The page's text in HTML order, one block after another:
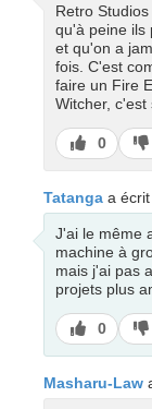
Retro Studios
qu'à peine ils
et qu'on a
fois. C'est
faire un Fire
Witcher, c'est
J’aime
0
Tatanga a écrit
J'ai le même
machine à
mais j'ai pas
projets plus
J’aime
0
Masharu-Law